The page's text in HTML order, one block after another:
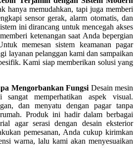
hanya memudahkan, tapi juga memberi
sensor gerak, alarm otomatis, dan
ini dirancang untuk mencegah akses
ketenangan saat Anda bepergian
memesan sistem keamanan pagar
layanan pelanggan kami dan sampaikan
Kami siap memberikan solusi yang
Mengorbankan Fungsi Desain mesin
memperhatikan aspek visual.
dan menyatu dengan pagar tanpa
Produk ini hadir dalam berbagai
agar serasi dengan desain eksterior
pemesanan, Anda cukup kirimkan
warna, lalu kami akan menyesuaikan